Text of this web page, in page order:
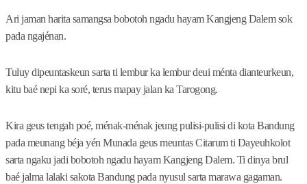
Ari jaman harita samangsa bobotoh ngadu hayam Kangjeng Dalem sok
pada ngajénan.
Tuluy dipeuntaskeun sarta ti lembur ka lembur deui ménta dianteurkeun,
kitu baé nepi ka soré, terus mapay jalan ka Tarogong.
Kira geus tengah poé, ménak-ménak jeung pulisi-pulisi di kota Bandung
pada meunang béja yén Munada geus meuntas Citarum ti Dayeuhkolot
sarta ngaku jadi bobotoh ngadu hayam Kangjeng Dalem. Ti dinya brul
baé jalma lalaki sakota Bandung pada nyusul sarta marawa gagaman.